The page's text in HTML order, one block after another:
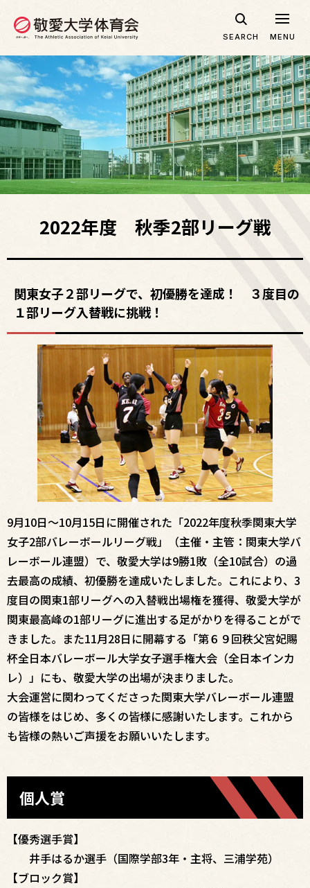
バ
ル
ナ
ビ
ゲ
ー
シ
ョ
ン
ル
ナ
ビ
ゲ
ー
シ
ョ
ン
へ
ー
へ
SEARCH MENU
2022年度 秋季2部リーグ戦
関東女子２部リーグで、初優勝を達成！ ３度目の
１部リーグ入替戦に挑戦！
9月10日～10月15日に開催された「2022年度秋季関東大学
女子2部バレーボールリーグ戦」（主催・主管：関東大学バ
レーボール連盟）で、敬愛大学は9勝1敗（全10試合）の過
去最高の成績、初優勝を達成いたしました。これにより、3
度目の関東1部リーグへの入替戦出場権を獲得、敬愛大学が
関東最高峰の1部リーグに進出する足がかりを得ることがで
きました。また11月28日に開幕する「第６９回秩父宮妃賜
杯全日本バレーボール大学女子選手権大会（全日本インカ
レ）」にも、敬愛大学の出場が決まりました。
大会運営に関わってくださった関東大学バレーボール連盟
の皆様をはじめ、多くの皆様に感謝いたします。これから
も皆様の熱いご声援をお願いいたします。
個人賞
【優秀選手賞】
井手はるか選手（国際学部3年・主将、三浦学苑）
【ブロック賞】